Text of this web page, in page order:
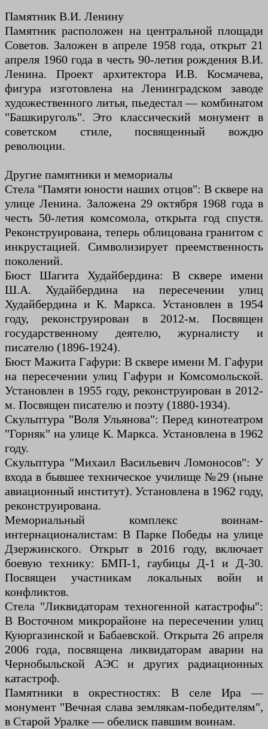
Памятник В.И. Ленину
Памятник расположен на центральной площади
Советов. Заложен в апреле 1958 года, открыт 21
апреля 1960 года в честь 90-летия рождения В.И.
Ленина. Проект архитектора И.В. Космачева,
фигура изготовлена на Ленинградском заводе
художественного литья, пьедестал — комбинатом
"Башкируголь". Это классический монумент в
советском стиле, посвященный вождю
революции.
Другие памятники и мемориалы
Стела "Памяти юности наших отцов": В сквере на
улице Ленина. Заложена 29 октября 1968 года в
честь 50-летия комсомола, открыта год спустя.
Реконструирована, теперь облицована гранитом с
инкрустацией. Символизирует преемственность
поколений.
Бюст Шагита Худайбердина: В сквере имени
Ш.А. Худайбердина на пересечении улиц
Худайбердина и К. Маркса. Установлен в 1954
году, реконструирован в 2012-м. Посвящен
государственному деятелю, журналисту и
писателю (1896-1924).
Бюст Мажита Гафури: В сквере имени М. Гафури
на пересечении улиц Гафури и Комсомольской.
Установлен в 1955 году, реконструирован в 2012-
м. Посвящен писателю и поэту (1880-1934).
Скульптура "Воля Ульянова": Перед кинотеатром
"Горняк" на улице К. Маркса. Установлена в 1962
году.
Скульптура "Михаил Васильевич Ломоносов": У
входа в бывшее техническое училище №29 (ныне
авиационный институт). Установлена в 1962 году,
реконструирована.
Мемориальный комплекс воинам-
интернационалистам: В Парке Победы на улице
Дзержинского. Открыт в 2016 году, включает
боевую технику: БМП-1, гаубицы Д-1 и Д-30.
Посвящен участникам локальных войн и
конфликтов.
Стела "Ликвидаторам техногенной катастрофы":
В Восточном микрорайоне на пересечении улиц
Куюргазинской и Бабаевской. Открыта 26 апреля
2006 года, посвящена ликвидаторам аварии на
Чернобыльской АЭС и других радиационных
катастроф.
Памятники в окрестностях: В селе Ира —
монумент "Вечная слава землякам-победителям",
в Старой Уралке — обелиск павшим воинам.